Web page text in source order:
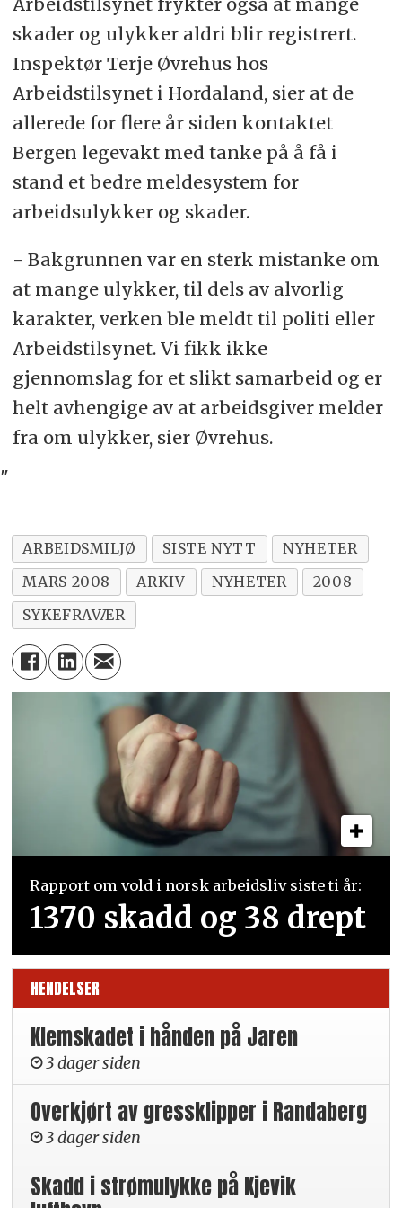
skader og ulykker aldri blir registrert.
Inspektør Terje Øvrehus hos
Arbeidstilsynet i Hordaland, sier at de
allerede for flere år siden kontaktet
Bergen legevakt med tanke på å få i
stand et bedre meldesystem for
arbeidsulykker og skader.
- Bakgrunnen var en sterk mistanke om
at mange ulykker, til dels av alvorlig
karakter, verken ble meldt til politi eller
Arbeidstilsynet. Vi fikk ikke
gjennomslag for et slikt samarbeid og er
helt avhengige av at arbeidsgiver melder
fra om ulykker, sier Øvrehus.
"
ARBEIDSMILJØ SISTE NYTT
NYHETER
MARS 2008
ARKIV NYHETER
2008
SYKEFRAVÆR
Rapport om vold i norsk arbeidsliv siste ti år:
1370 skadd og 38 drept
HENDELSER
Klemskadet i hånden på Jaren
3 dager siden
Overkjørt av gressklipper i Randaberg
3 dager siden
Skadd i strømulykke på Kjevik